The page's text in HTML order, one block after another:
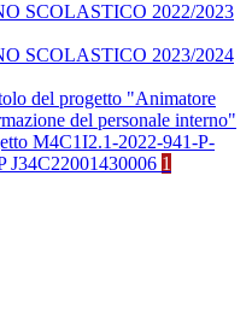
SCOLASTICO 2022/2023
SCOLASTICO 2023/2024
del progetto "Animatore
del personale interno"
M4C1I2.1-2022-941-P-
J34C22001430006 1